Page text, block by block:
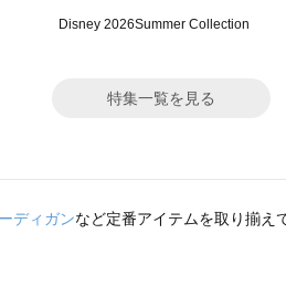
特集一覧を見る
ディガンなど定番アイテムを取り揃え